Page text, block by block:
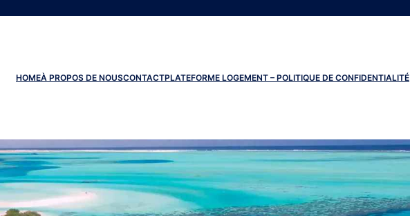
HOMEÀ PROPOS DE NOUSCONTACTPLATEFORME LOGEMENT – POLITIQUE DE CONFIDENTIALITÉ